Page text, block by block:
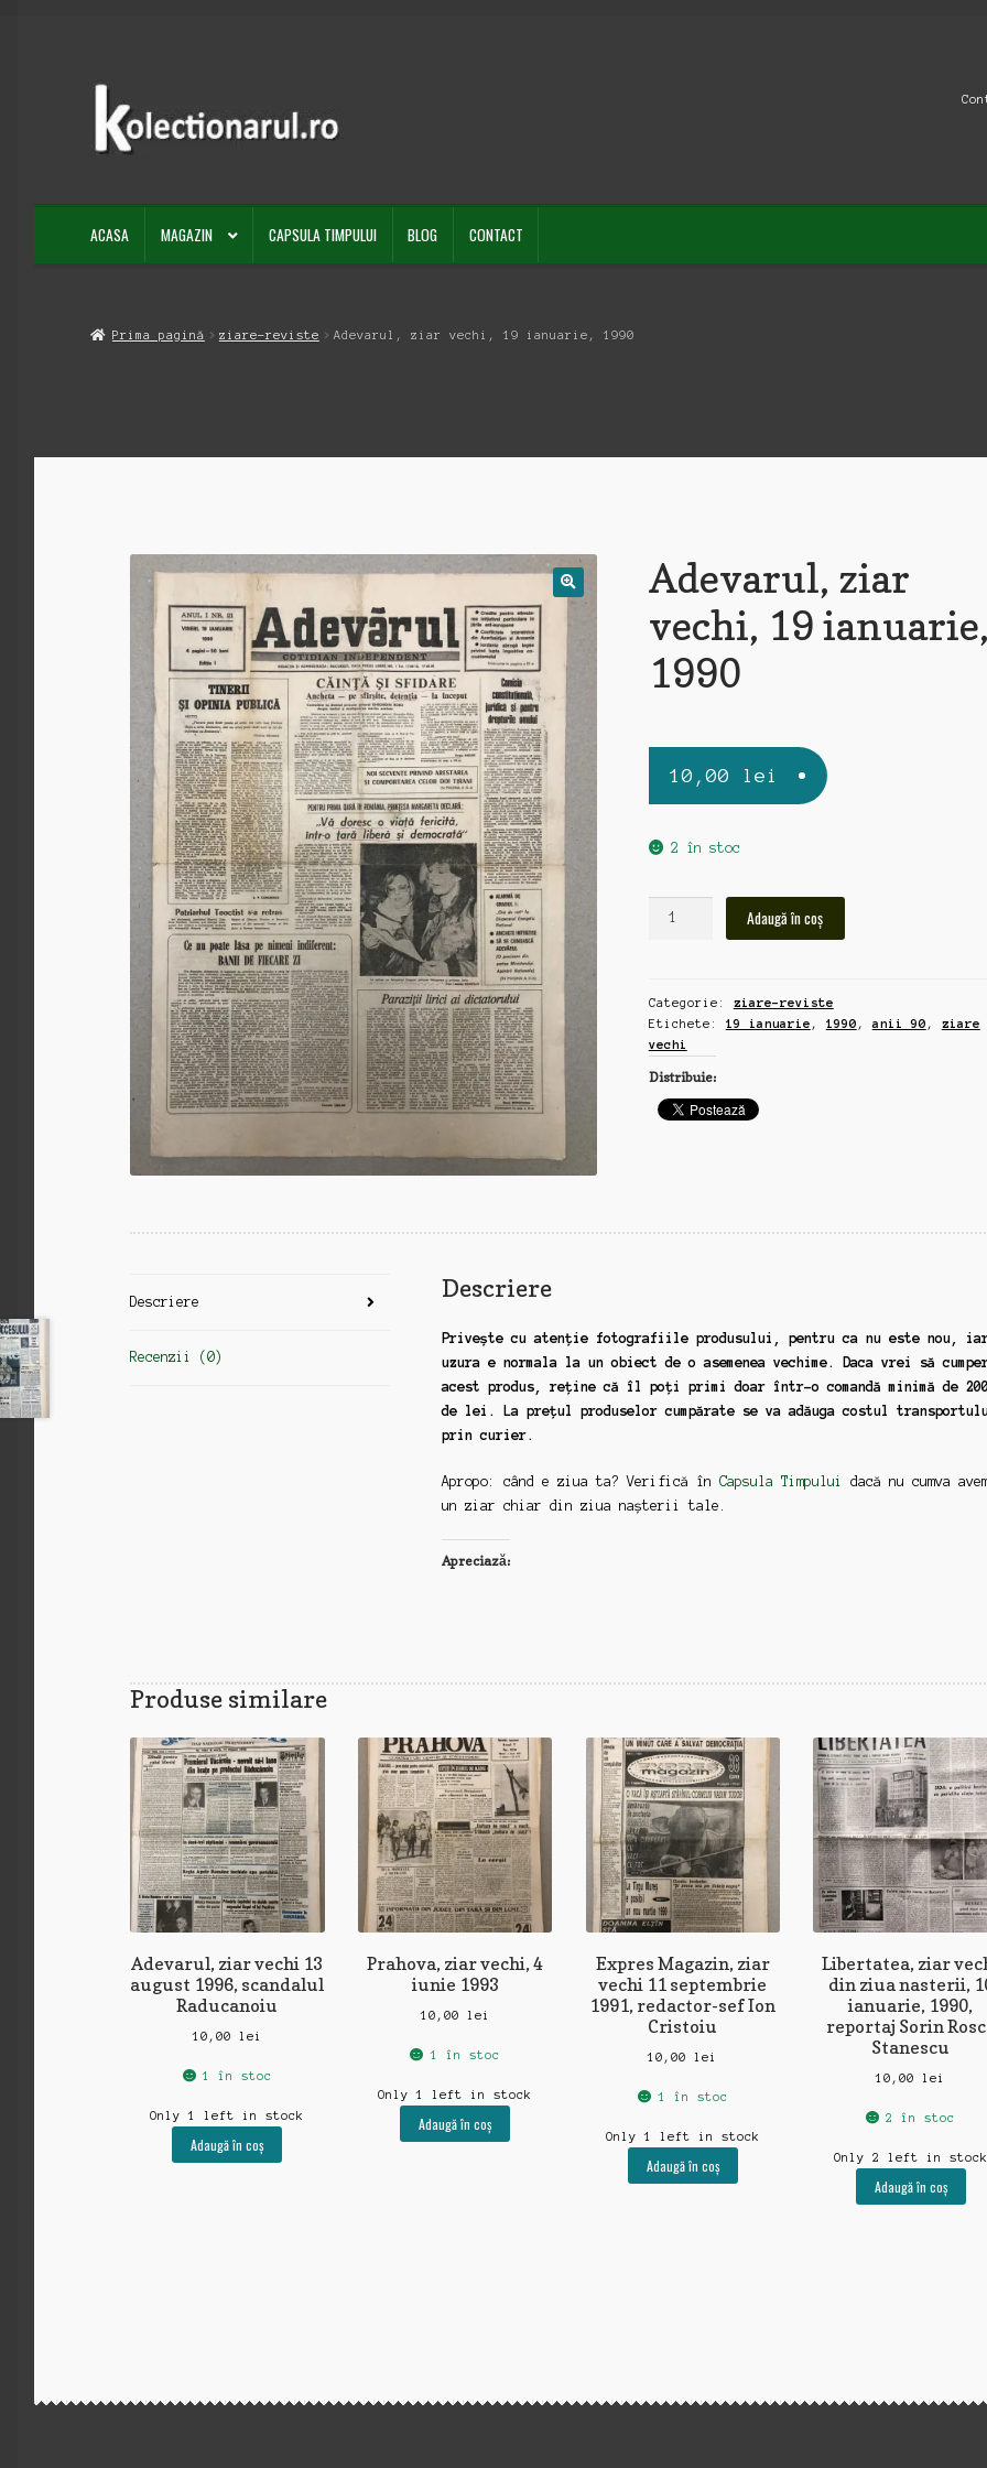
Sari
navigare
Sari
conținut
ACASA MAGAZIN CAPSULA TIMPULUI BLOG CONTACT
Prima pagină ziare-reviste Adevarul, ziar vechi, 19 ianuarie, 1990
Adevarul, ziar
vechi, 19
1990
10,00 lei
2 în stoc
19
ianuarie,
1990
Adaugă în coș
Categorie: ziare-reviste
Etichete: 19 ianuarie , 1990 ,anii 90 , ziare
vechi
Distribuie:
Descriere
Recenzii (0)
Descriere
Privește cu atenție fotografiile produsului, pentru ca nu este nou,
uzura e normala la un obiect de o asemenea vechime. Daca vrei să
acest produs, reține că îl poți primi doar într-o comandă minimă de
de lei. La prețul produselor cumpărate se va adăuga costul
prin curier.
Apropo: când e ziua ta? Verifică în Capsula Timpului
dacă nu cumva
un ziar chiar din ziua nașterii tale.
Apreciază:
Produse similare
Adevarul, ziar vechi 13
august 1996, scandalul
Raducanoiu
10,00 lei
1 în stoc
Only 1 left in stock
Adaugă în coș
Prahova, ziar vechi, 4
iunie 1993
10,00 lei
1 în stoc
Only 1 left in stock
Adaugă în coș
Expres Magazin, ziar
vechi 11 septembrie
1991, redactor-sef Ion
Cristoiu
10,00lei
1 în stoc
Only 1 left in stock
Adaugă în coș
Libertatea, ziar
din ziua nasterii,
ianuarie, 1990,
reportaj Sorin
Stanescu
10,00lei
2 în stoc
Only 2 left in stock
Adaugă în coș